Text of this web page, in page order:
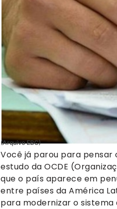
(Arquivo EBC)
Você já parou para pensar
estudo da OCDE
que o país aparece em
entre países da América
para modernizar o sistema